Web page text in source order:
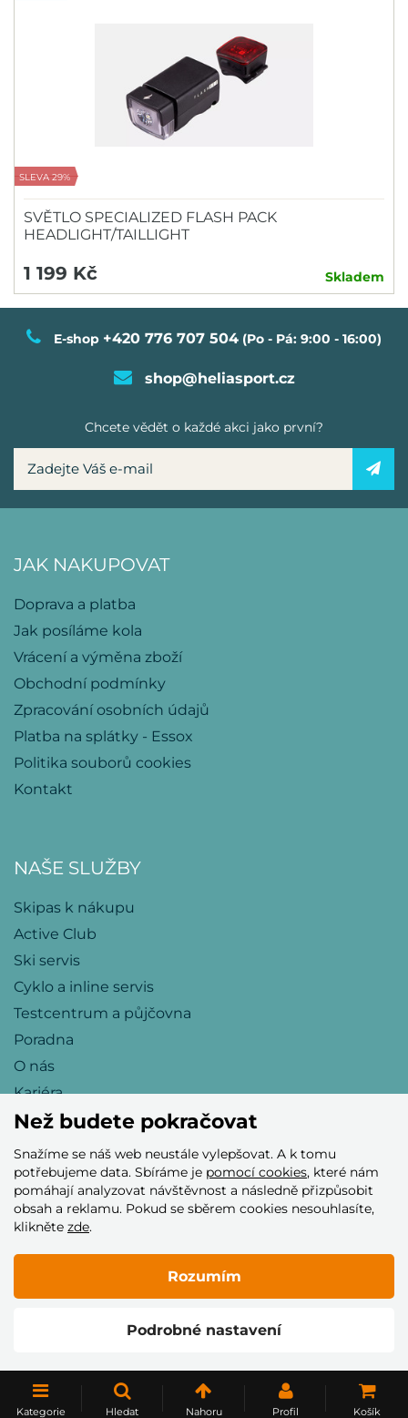
SLEVA 29%
SVĚTLO SPECIALIZED FLASH PACK
HEADLIGHT/TAILLIGHT
1 199 Kč Skladem
E-shop +420 776 707 504 (Po - Pá: 9:00 - 16:00)
shop@heliasport.cz
Chcete vědět o každé akci jako první?
JAK NAKUPOVAT
Doprava a platba
Jak posíláme kola
Vrácení a výměna zboží
Obchodní podmínky
Zpracování osobních údajů
Platba na splátky - Essox
Politika souborů cookies
Kontakt
NAŠE SLUŽBY
Skipas k nákupu
Active Club
Ski servis
Cyklo a inline servis
Testcentrum a půjčovna
Poradna
O nás
Kariéra
Přijímáme tyto platební karty
© 2005–2026 Helia Trade s.r.o.
Kategorie Hledat Nahoru Profil Košík
Než budete pokračovat
Snažíme se náš web neustále vylepšovat. A k tomu
potřebujeme data. Sbíráme je pomocí cookies, které nám
pomáhají analyzovat návštěvnost a následně přizpůsobit
obsah a reklamu. Pokud se sběrem cookies nesouhlasíte,
klikněte zde.
Podrobné nastavení
Rozumím